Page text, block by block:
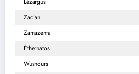
Lézargus
Zacian
Zamazenta
Éthernatos
Wushours